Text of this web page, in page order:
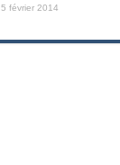
5 février 2014